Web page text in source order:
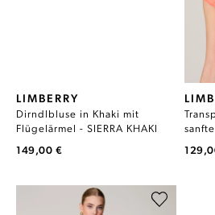
LIMBERRY
Dirndlbluse in Khaki mit
Flügelärmel - SIERRA KHAKI
149,00 €